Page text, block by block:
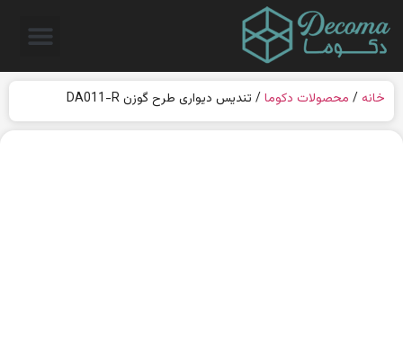
خانه / محصولات دکوما/ تندیس دیواری طرح گوزن DA011-R